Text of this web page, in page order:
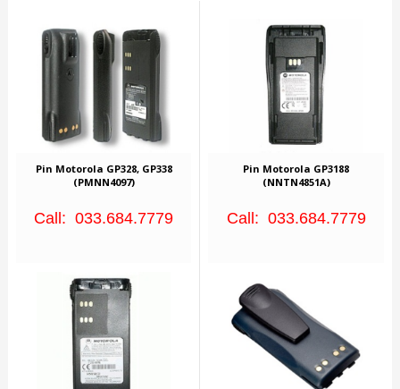
Pin Motorola GP328, GP338
(PMNN4097)
Call: 033.684.7779
Pin Motorola GP3188
(NNTN4851A)
Call: 033.684.7779